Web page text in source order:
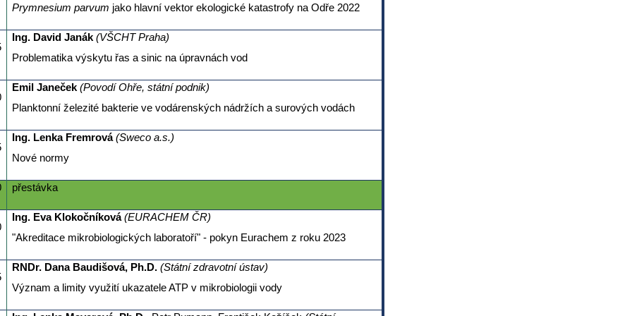
Prymnesium parvum jako hlavní vektor ekologické katastrofy na Odře 2022
Ing. David Janák (VŠCHT Praha)
Problematika výskytu řas a sinic na úpravnách vod
Emil Janeček (Povodí Ohře, státní podnik)
Planktonní železité bakterie ve vodárenských nádržích a surových vodách
Ing. Lenka Fremrová(Sweco a.s.)
Nové normy
přestávka
Ing. Eva Klokočníková (EURACHEM ČR)
"Akreditace mikrobiologických laboratoří" - pokyn Eurachem z roku 2023
RNDr. Dana Baudišová, Ph.D. (Státní zdravotní ústav)
Význam a limity využití ukazatele ATP v mikrobiologii vody